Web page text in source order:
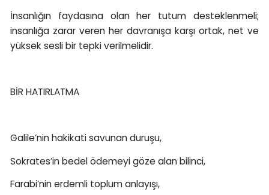
İnsanlığın faydasına olan her tutum desteklenmeli;
insanlığa zarar veren her davranışa karşı ortak, net ve
yüksek sesli bir tepki verilmelidir.
BİR HATIRLATMA
Galile’nin hakikati savunan duruşu,
Sokrates’in bedel ödemeyi göze alan bilinci,
Farabi’nin erdemli toplum anlayışı,